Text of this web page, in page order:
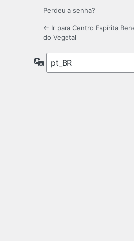
Perdeu a senha?
← Ir para Centro Espírita
do Vegetal
Idioma